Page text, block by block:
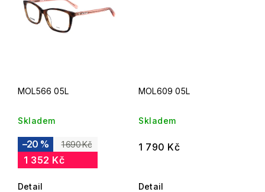
MOL566 05L
Skladem
1 690 Kč
–20 %
1 352 Kč
Detail
MOL609 05L
Skladem
1 790 Kč
Detail